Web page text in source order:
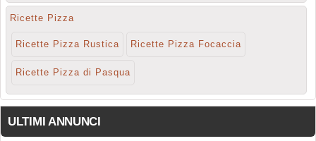
Ricette Pizza
Ricette Pizza Rustica Ricette Pizza Focaccia
Ricette Pizza di Pasqua
ULTIMI ANNUNCI